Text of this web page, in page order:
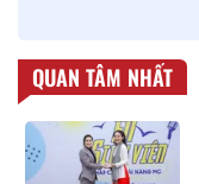
QUAN TÂM NHẤT